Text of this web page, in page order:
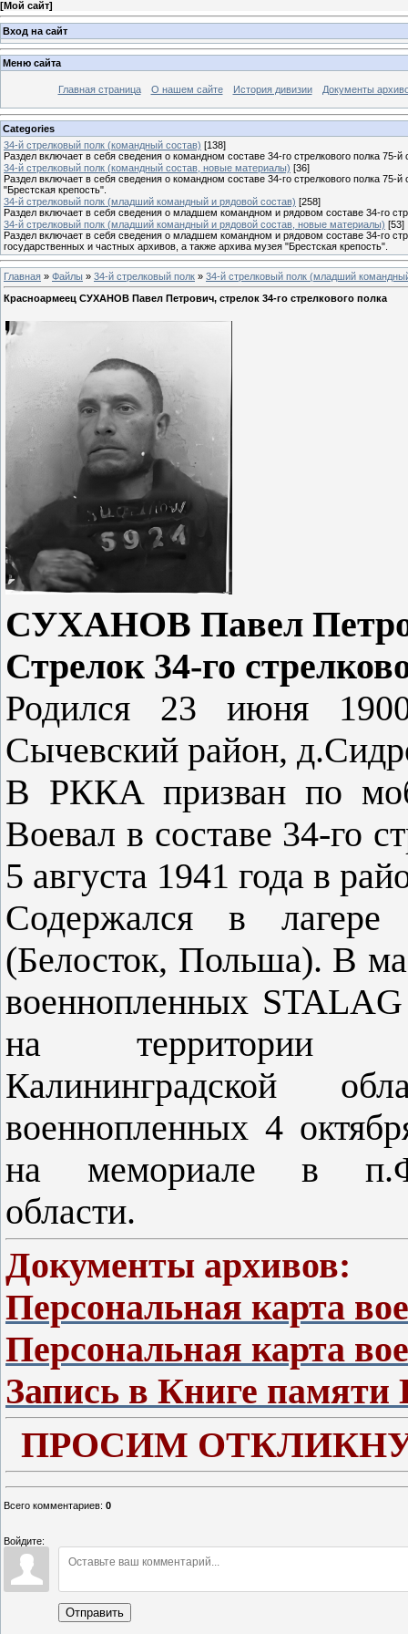
[Мой сайт]
Вход на сайт
Меню сайта
Главная страница О нашем сайте История дивизии Документы
Categories
34-й стрелковый полк (командный состав) [138]
Раздел включает в себя сведения о командном составе 34-го стрелкового полка 75-й
34-й стрелковый полк (командный состав, новые материалы) [36]
Раздел включает в себя сведения о командном составе 34-го стрелкового полка
"Брестская крепость".
34-й стрелковый полк (младший командный и рядовой состав) [258]
Раздел включает в себя сведения о младшем командном и рядовом составе 34-го
34-й стрелковый полк (младший командный и рядовой состав, новые материалы) [53]
Раздел включает в себя сведения о младшем командном и рядовом составе 34-го
государственных и частных архивов, а также архива музея "Брестская крепость".
Главная » Файлы » 34-й стрелковый полк » 34-й стрелковый полк (младший
Красноармеец СУХАНОВ Павел Петрович, стрелок 34-го стрелкового полка
СУХАНОВ Павел
Стрелок 34-го
Родился 23 июня
Сычевский район,
В РККА призван по
Воевал в составе 34-го
5 августа 1941 года в
Содержался в
(Белосток, Польша). В
военнопленных
на территории
Калининградской
военнопленных 4
на мемориале в
области.
Документы архивов:
Персональная карта
Персональная карта
Запись в Книге памяти
ПРОСИМ
Всего комментариев: 0
Войдите:
Отправить